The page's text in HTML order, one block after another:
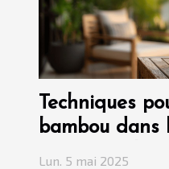
Techniques
bambou dans
Lun. 5 mai 2025